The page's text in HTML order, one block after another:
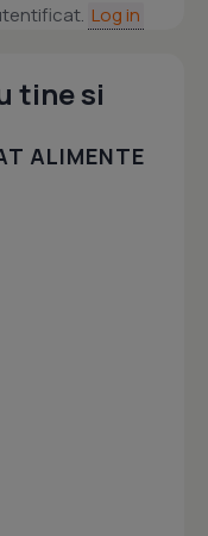
Log in
tine si
ALIMENTE